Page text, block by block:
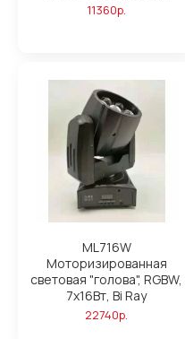
11360р.
ML716W
Моторизированная
световая "голова", RGBW,
7х16Вт, Bi Ray
22740р.